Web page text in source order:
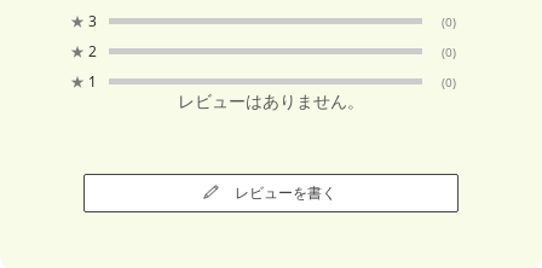
★ 3 (0)
★ 2 (0)
★ 1 (0)
レビューはありません。
レビューを書く